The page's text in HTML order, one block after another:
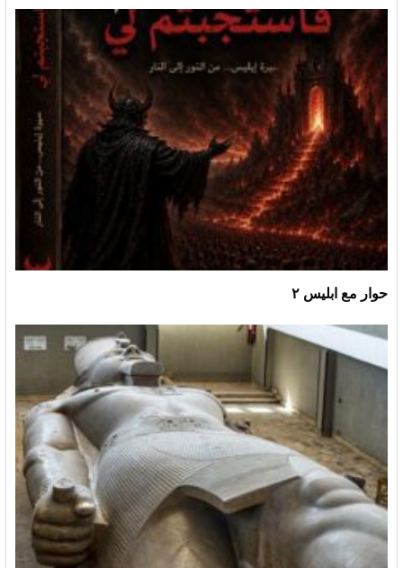
حوار مع ابليس ٢